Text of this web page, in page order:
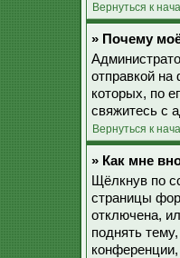
Вернуться к
» Почему
отправкой
которых, по
свяжитесь с
Вернуться к
» Как мне
Щёлкнув по
страницы
отключена,
поднять
конференции,